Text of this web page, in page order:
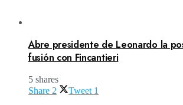
Abre presidente de Leonardo la
fusión con Fincantieri
5 shares
Share 2 Tweet 1